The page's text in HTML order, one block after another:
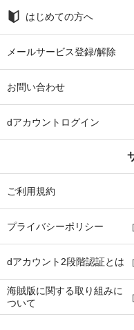
はじめての方へ
メールサービス登録/解除
お問い合わせ
dアカウントログイン
ご利用規約
プライバシーポリシー
dアカウント2段階認証とは
海賊版に関する取り組みに
ついて